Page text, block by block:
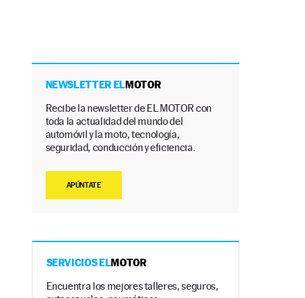
NEWSLETTER ELMOTOR
Recibe la newsletter de EL MOTOR con
toda la actualidad del mundo del
automóvil y la moto, tecnología,
seguridad, conducción y eficiencia.
APÚNTATE
SERVICIOS ELMOTOR
Encuentra los mejores talleres, seguros,